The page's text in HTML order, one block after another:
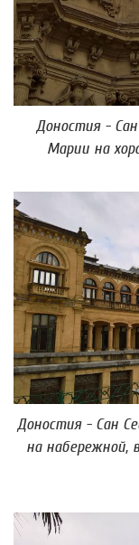
Доностия -
Марии на
Доностия - Сан
на набережной,